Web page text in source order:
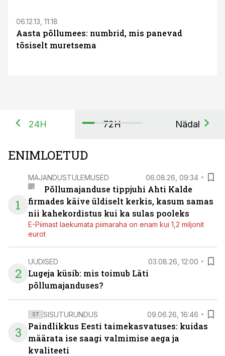
06.12.13, 11:18
Aasta põllumees: numbrid, mis panevad
tõsiselt muretsema
24H 72H Nädal
ENIMLOETUD
1
MAJANDUSTULEMUSED 06.08.26, 09:34
Põllumajanduse tippjuhi Ahti Kalde
firmades käive üldiselt kerkis, kasum samas
nii kahekordistus kui ka sulas pooleks
E-Piimast laekumata piimaraha on enam kui 1,2 miljonit
eurot
2
UUDISED 03.08.26, 12:00
Lugeja küsib: mis toimub Läti
põllumajanduses?
3
ST SISUTURUNDUS 09.06.26, 16:46
Paindlikkus Eesti taimekasvatuses: kuidas
määrata ise saagi valmimise aega ja
kvaliteeti